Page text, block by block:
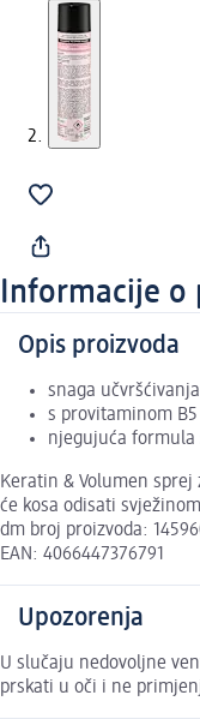
Informacije o
Opis proizvoda
snaga
s provitaminom B5
njegujuća formula
Keratin & Volumen
će kosa odisati
dm broj proizvoda:
EAN: 4066447376791
Upozorenja
U slučaju nedovoljne
prskati u oči i ne